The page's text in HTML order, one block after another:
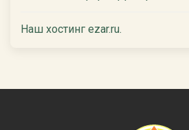
Наш хостинг ezar.ru.